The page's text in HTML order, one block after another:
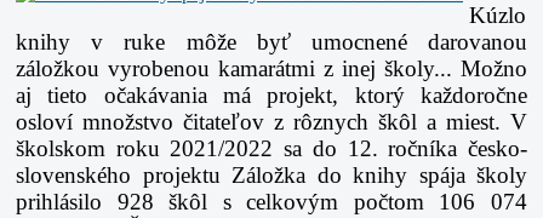
Kúzlo
knihy v ruke môže byť umocnené darovanou
záložkou vyrobenou kamarátmi z inej školy... Možno
aj tieto očakávania má projekt, ktorý každoročne
osloví množstvo čitateľov z rôznych škôl a miest. V
školskom roku 2021/2022 sa do 12. ročníka česko-
slovenského projektu Záložka do knihy spája školy
prihlásilo 928 škôl s celkovým počtom 106 074